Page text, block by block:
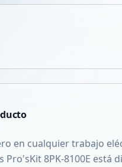
en cualquier trabajo
8PK-8100E está